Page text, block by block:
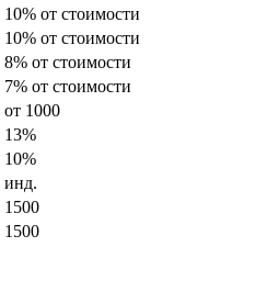
10% от стоимости
10% от стоимости
8% от стоимости
7% от стоимости
от 1000
13%
10%
инд.
1500
1500